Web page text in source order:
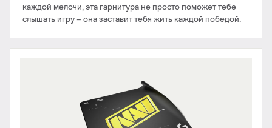
каждой мелочи, эта гарнитура не просто поможет тебе
слышать игру – она заставит тебя жить каждой победой.